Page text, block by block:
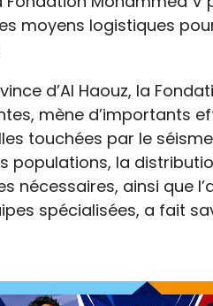
moyens logistiques
d’Al Haouz, la
mène d’importants
touchées par le
populations, la
nécessaires, ainsi que
spécialisées, a fait